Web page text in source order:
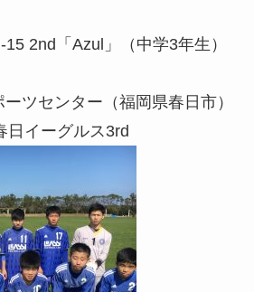
2nd「Azul」（中学3年生）
ツセンター（福岡県春日市）
イーグルス3rd